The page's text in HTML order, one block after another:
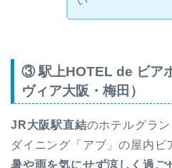
③ 駅上HOTEL de ビア
ヴィア大阪・梅田）
JR大阪駅直結のホテルグラ
ダイニング「アブ」の屋内ビ
暑や雨を気にせず涼しく過ご